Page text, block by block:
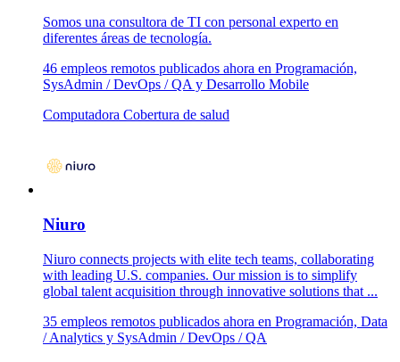
Somos una consultora de TI con personal experto en
diferentes áreas de tecnología.
46 empleos remotos publicados ahora en Programación,
SysAdmin / DevOps / QA y Desarrollo Mobile
Computadora Cobertura de salud
Niuro
Niuro connects projects with elite tech teams, collaborating
with leading U.S. companies. Our mission is to simplify
global talent acquisition through innovative solutions that ...
35 empleos remotos publicados ahora en Programación, Data
/ Analytics y SysAdmin / DevOps / QA